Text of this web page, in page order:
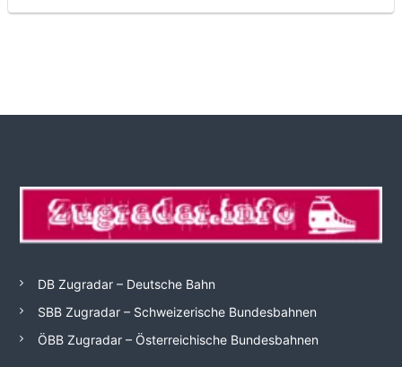
DB Zugradar – Deutsche Bahn
SBB Zugradar – Schweizerische Bundesbahnen
ÖBB Zugradar – Österreichische Bundesbahnen